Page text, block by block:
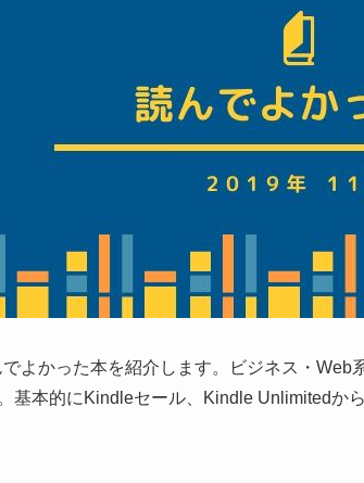
よかった本を紹介します。ビジネス・Web
基本的にKindleセール、Kindle Unlimitedか